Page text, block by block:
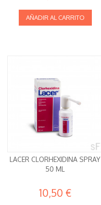
AÑADIR AL CARRITO
LACER CLORHEXIDINA SPRAY
50 ML
10,50 €